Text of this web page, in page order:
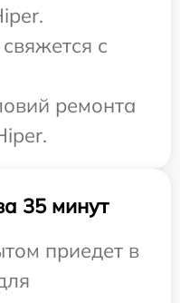
с
ремонта
35 минут
приедет в